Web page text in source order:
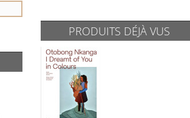
PRODUITS DÉJÀ VUS